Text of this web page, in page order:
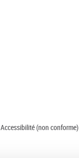
Accessibilité (non conforme)